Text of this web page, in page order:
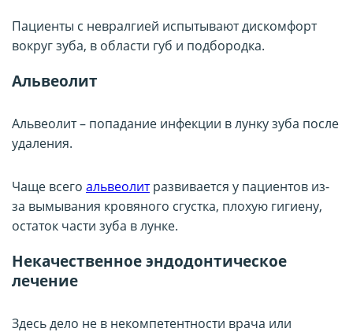
Пациенты с невралгией испытывают дискомфорт
вокруг зуба, в области губ и подбородка.
Альвеолит
Альвеолит – попадание инфекции в лунку зуба после
удаления.
Чаще всего альвеолитразвивается у пациентов из-
за вымывания кровяного сгустка, плохую гигиену,
остаток части зуба в лунке.
Некачественное эндодонтическое
лечение
Здесь дело не в некомпетентности врача или